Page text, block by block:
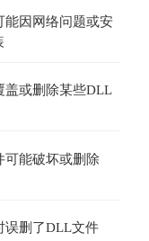
能因网络问题或安
盖或删除某些DLL
可能破坏或删除
误删了DLL文件